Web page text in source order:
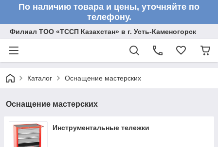
По наличию товара и цены, уточняйте по
телефону.
Филиал ТОО «ТССП Казахстан» в г. Усть-Каменогорск
Каталог Оснащение мастерских
Оснащение мастерских
Инструментальные тележки